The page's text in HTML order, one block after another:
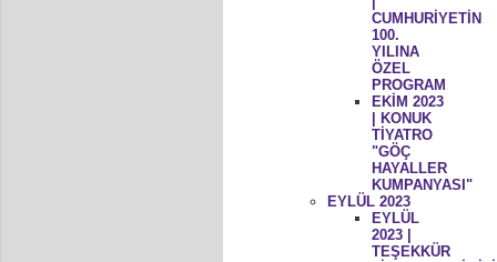
CUMHURİYETİN
100.
YILINA
ÖZEL
PROGRAM
EKİM 2023
| KONUK
TİYATRO
"GÖÇ
HAYALLER
KUMPANYASI"
EYLÜL 2023
EYLÜL
2023 |
TEŞEKKÜR